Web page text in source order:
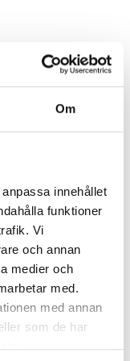
Om
innehållet
funktioner
Vi
och annan
medier och
med.
med annan
som de har
& avser
kommer att
ytterdörr
-6 mm)
är
-6 mm)